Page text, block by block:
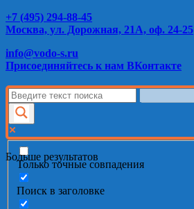
+7 (495) 294-88-45
Москва, ул. Дорожная, 21А, оф. 24-25
info@vodo-s.ru
Присоединяйтесь к нам ВКонтакте
Больше результатов
Только точные совпадения
Поиск в заголовке